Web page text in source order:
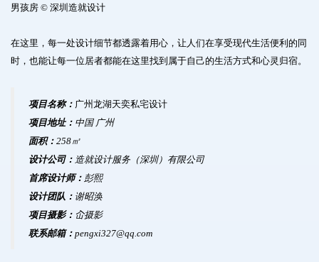
男孩房 © 深圳造就设计
在这里，每一处设计细节都透露着用心，让人们在享受现代生活便利的同
时，也能让每一位居者都能在这里找到属于自己的生活方式和心灵归宿。
项目名称： 广州龙湖天奕私宅设计
项目地址： 中国 广州
面积： 258㎡
设计公司： 造就设计服务（深圳）有限公司
首席设计师： 彭熙
设计团队： 谢昭涣
项目摄影： 屳摄影
联系邮箱： pengxi327@qq.com